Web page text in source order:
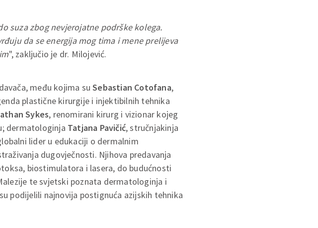
suza zbog nevjerojatne podrške kolega.
da se energija mog tima i mene prelijeva
", zaključio je dr. Milojević.
među kojima suSebastian Cotofana,
plastične kirurgije i injektibilnih tehnika
Sykes, renomirani kirurg i vizionar kojeg
dermatologinja Tatjana Pavičić, stručnjakinja
lider u edukaciji o dermalnim
dugovječnosti. Njihova predavanja
biostimulatora i lasera, do budućnosti
te svjetski poznata dermatologinja i
podijelili najnovija postignuća azijskih tehnika